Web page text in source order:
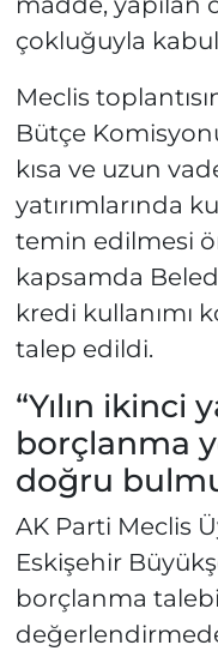
çokluğuyla
Meclis
Bütçe
kısa ve uzun
yatırımlarında
temin edilmesi
kapsamda
kredi kullanımı
talep edildi.
“Yılın ikinci
borçlanma
doğru
AK Parti Meclis
Eskişehir
borçlanma